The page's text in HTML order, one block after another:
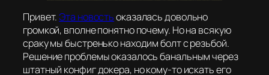
Привет.Эта новостьоказалась довольно
громкой, вполне понятно почему. Но на всякую
сраку мы быстренько находим болт с резьбой.
Решение проблемы оказалось банальным через
штатный конфиг докера, но кому-то искать его